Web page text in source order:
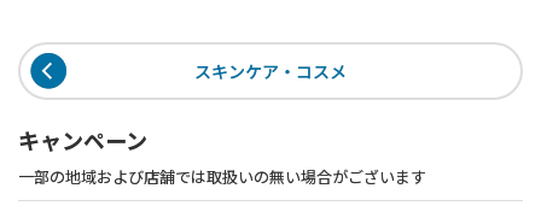
スキンケア・コスメ
キャンペーン
一部の地域および店舗では取扱いの無い場合がございます